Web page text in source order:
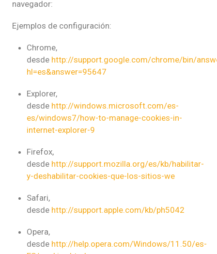
navegador:
Ejemplos de configuración:
Chrome,
desde http://support.google.com/chrome/bin/
hl=es&answer=95647
Explorer,
desde http://windows.microsoft.com/es-
es/windows7/how-to-manage-cookies-in-
internet-explorer-9
Firefox,
desde http://support.mozilla.org/es/kb/habilitar-
y-deshabilitar-cookies-que-los-sitios-we
Safari,
desde http://support.apple.com/kb/ph5042
Opera,
desde http://help.opera.com/Windows/11.50/es-